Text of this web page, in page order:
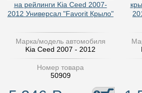
на рейлинги Kia Ceed 2007-
2012 Универсал "Favorit Крыло"
Марка/модель автомобиля
Kia Ceed 2007 - 2012
Номер товара
50909